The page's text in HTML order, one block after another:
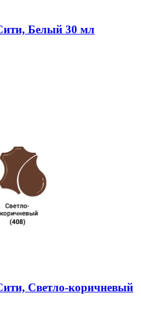
Белый 30 мл
Светло-коричневый